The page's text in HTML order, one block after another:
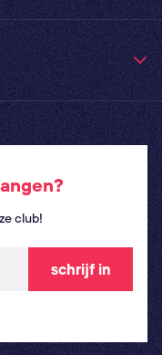
club!
schrijf in